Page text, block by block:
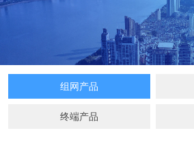
公司
组网产品
终端产品